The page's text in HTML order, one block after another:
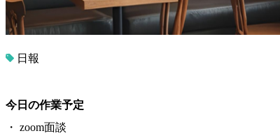
日報
今日の作業予定
・ zoom面談